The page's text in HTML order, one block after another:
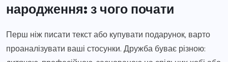
народження: з чого почати
Перш ніж писати текст або купувати подарунок, варто
проаналізувати ваші стосунки. Дружба буває різною: